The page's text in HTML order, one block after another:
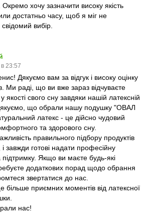
хочу зазначити високу якість
достатньо часу, щоб я міг не
вибір.
23:57
Дякуємо вам за відгук і високу оцінку
Ми раді, що ви вже зараз відчуваєте
якості свого сну завдяки нашій латексній
що обрали нашу подушку "ОВАЛ
латекс - це дійсно чудовий
та здорового сну.
правильного підбору продуктів
завжди готові надати професійну
підтримку. Якщо ви маєте будь-які
додаткових порад щодо обрання
звертатися до нас.
приємних моментів від латексної
нас!